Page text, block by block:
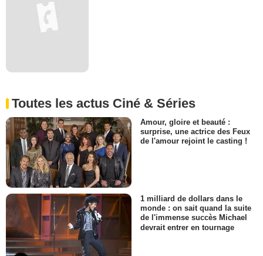
Toutes les actus Ciné & Séries
Amour, gloire et beauté :
surprise, une actrice des Feux
de l'amour rejoint le casting !
1 milliard de dollars dans le
monde : on sait quand la suite
de l'immense succès Michael
devrait entrer en tournage